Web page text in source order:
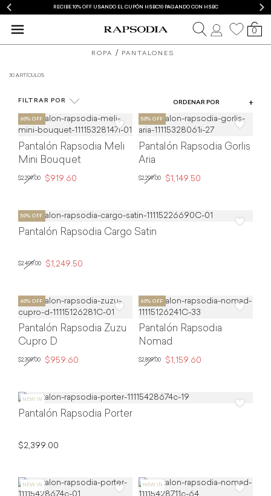
RECIBE 10% OFF USANDO EL CUPÓN HSBC10 PAGANDO CON HSBC
0
ROPA PANTALONES
30 ARTÍCULOS
FILTRAR POR
COLOR
TIPO DE PRODUCTO
TALLA
PRECIO
ORDENAR POR
Pantalón Rapsodia Meli
Mini Bouquet
$2,299.00 $919.60
Pantalón Rapsodia Gorlis
Aria
$2,299.00 $1,149.50
Pantalón Rapsodia Cargo Satin
$2,499.00 $1,249.50
Pantalón Rapsodia Zuzu
Cupro D
$2,399.00 $959.60
Pantalón Rapsodia
Nomad
$2,899.00 $1,159.60
Pantalón Rapsodia Porter
$2,399.00